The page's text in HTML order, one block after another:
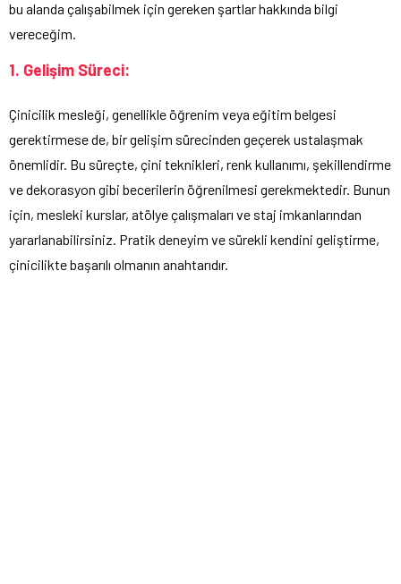
bu alanda çalışabilmek için gereken şartlar hakkında bilgi
vereceğim.
1. Gelişim Süreci:
Çinicilik mesleği, genellikle öğrenim veya eğitim belgesi
gerektirmese de, bir gelişim sürecinden geçerek ustalaşmak
önemlidir. Bu süreçte, çini teknikleri, renk kullanımı, şekillendirme
ve dekorasyon gibi becerilerin öğrenilmesi gerekmektedir. Bunun
için, mesleki kurslar, atölye çalışmaları ve staj imkanlarından
yararlanabilirsiniz. Pratik deneyim ve sürekli kendini geliştirme,
çinicilikte başarılı olmanın anahtarıdır.